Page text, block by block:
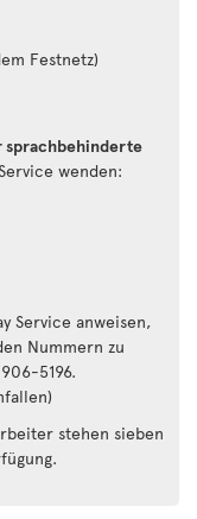
Festnetz)
sprachbehinderte
wenden:
Service anweisen,
Nummern zu
5196.
stehen sieben